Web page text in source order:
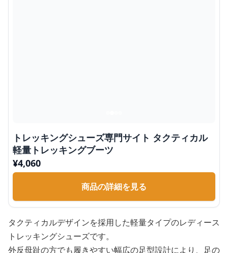
トレッキングシューズ専門サイト タクティカル
軽量トレッキングブーツ
¥4,060
商品の詳細を見る
タクティカルデザインを採用した軽量タイプのレディース
トレッキングシューズです。
外反母趾の方でも履きやすい幅広の足型設計により、足の